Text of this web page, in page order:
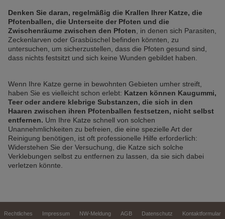
Denken Sie daran, regelmäßig die Krallen Ihrer Katze, die
Pfotenballen, die Unterseite der Pfoten und die
Zwischenräume zwischen den Pfoten , in denen sich Parasiten,
Zeckenlarven oder Grasbüschel befinden könnten, zu
untersuchen, um sicherzustellen, dass die Pfoten gesund sind,
dass nichts festsitzt und sich keine Wunden gebildet haben.
Wenn Ihre Katze gerne in bewohnten Gebieten umher streift,
haben Sie es vielleicht schon erlebt: Katzen können Kaugummi,
Teer oder andere klebrige Substanzen, die sich in den
Haaren zwischen ihren Pfotenballen festsetzen, nicht selbst
entfernen. Um Ihre Katze schnell von solchen
Unannehmlichkeiten zu befreien, die eine spezielle Art der
Reinigung benötigen, ist oft professionelle Hilfe erforderlich:
Widerstehen Sie der Versuchung, die Katze sich solche
Verklebungen selbst zu entfernen zu lassen, da sie sich dabei
verletzen könnte.
Rechtliches Impressum NW-Meldung AGB Datenschutz Kontaktformular